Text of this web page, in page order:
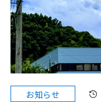
お知らせ